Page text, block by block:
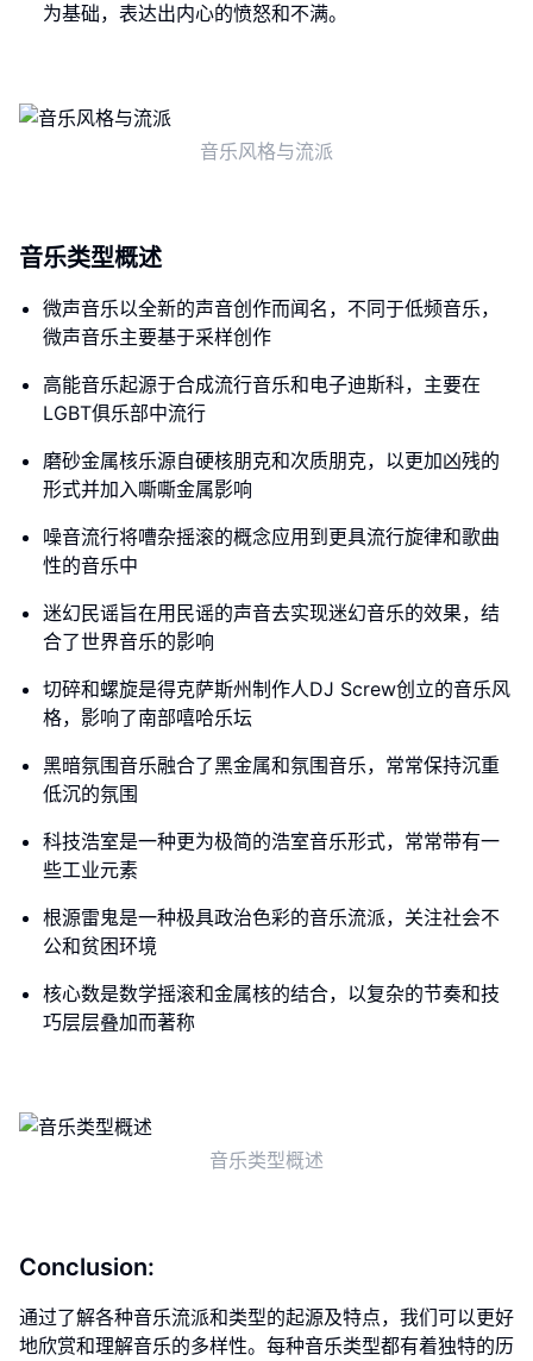
为基础，表达出内心的愤怒和不满。
音乐风格与流派
音乐类型概述
微声音乐以全新的声音创作而闻名，不同于低频音乐，
微声音乐主要基于采样创作
高能音乐起源于合成流行音乐和电子迪斯科，主要在
LGBT俱乐部中流行
磨砂金属核乐源自硬核朋克和次质朋克，以更加凶残的
形式并加入嘶嘶金属影响
噪音流行将嘈杂摇滚的概念应用到更具流行旋律和歌曲
性的音乐中
迷幻民谣旨在用民谣的声音去实现迷幻音乐的效果，结
合了世界音乐的影响
切碎和螺旋是得克萨斯州制作人DJ Screw创立的音乐风
格，影响了南部嘻哈乐坛
黑暗氛围音乐融合了黑金属和氛围音乐，常常保持沉重
低沉的氛围
科技浩室是一种更为极简的浩室音乐形式，常常带有一
些工业元素
根源雷鬼是一种极具政治色彩的音乐流派，关注社会不
公和贫困环境
核心数是数学摇滚和金属核的结合，以复杂的节奏和技
巧层层叠加而著称
音乐类型概述
Conclusion:
通过了解各种音乐流派和类型的起源及特点，我们可以更好
地欣赏和理解音乐的多样性。每种音乐类型都有着独特的历